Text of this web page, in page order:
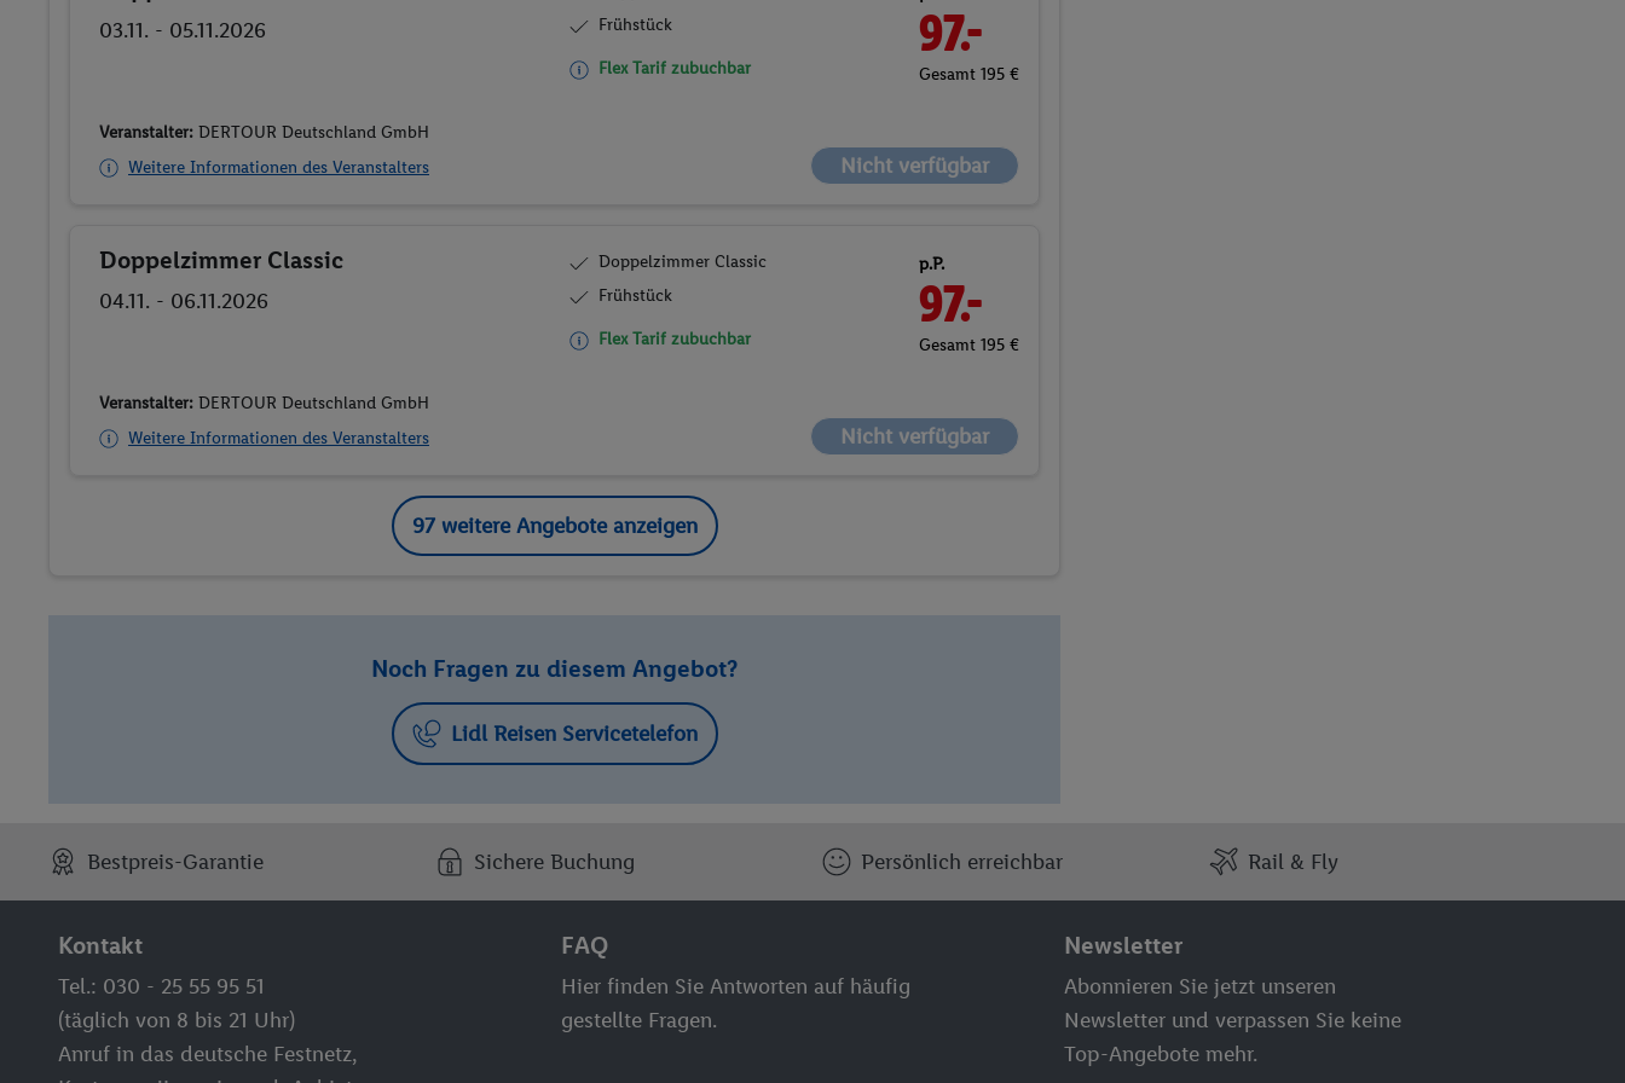
03.11. - 05.11.2026
Frühstück
Flex Tarif zubuchbar
97.-
Gesamt 195 €
Veranstalter: DERTOUR Deutschland GmbH
Weitere Informationen des Veranstalters
Nicht verfügbar
Buchen
Doppelzimmer Classic
04.11. - 06.11.2026
Doppelzimmer Classic
Frühstück
Flex Tarif zubuchbar
p.P.
97.-
Gesamt 195 €
Veranstalter: DERTOUR Deutschland GmbH
Weitere Informationen des Veranstalters
Nicht verfügbar
97 weitere Angebote anzeigen
Noch Fragen zu diesem Angebot?
Lidl Reisen Servicetelefon
Bestpreis-Garantie Sichere Buchung Persönlich erreichbar Rail & Fly
Kontakt
Tel.: 030 - 25 55 95 51
(täglich von 8 bis 21 Uhr)
Anruf in das deutsche Festnetz,
FAQ
Hier finden Sie Antworten auf häufig
gestellte Fragen.
Newsletter
Abonnieren Sie jetzt unseren
Newsletter und verpassen Sie keine
Top-Angebote mehr.